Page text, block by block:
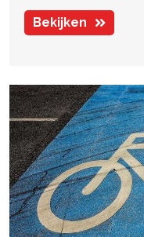
Bekijken